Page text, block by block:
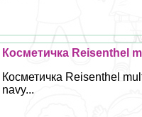
Косметичка Reisenthel
Косметичка Reisenthel
navy...